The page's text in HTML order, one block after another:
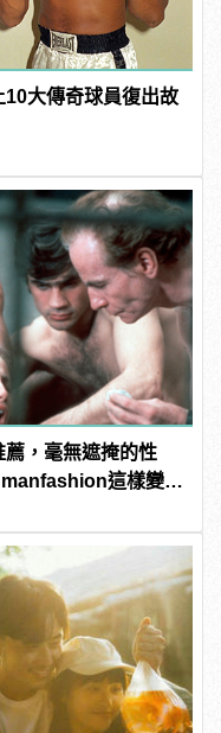
大傳奇球員復出故
，毫無遮掩的性
這樣變型